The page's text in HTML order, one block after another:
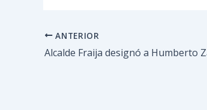
ANTERIOR